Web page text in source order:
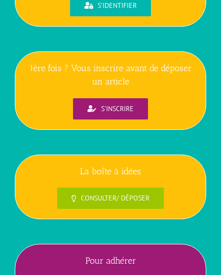
S'IDENTIFIER
1ère fois ? Vous inscrire avant de déposer
un article
S'INSCRIRE
La boîte à idées
CONSULTER/ DÉPOSER
Pour adhérer